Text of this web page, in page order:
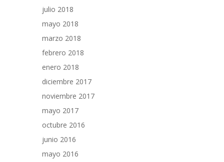
julio 2018
mayo 2018
marzo 2018
febrero 2018
enero 2018
diciembre 2017
noviembre 2017
mayo 2017
octubre 2016
junio 2016
mayo 2016